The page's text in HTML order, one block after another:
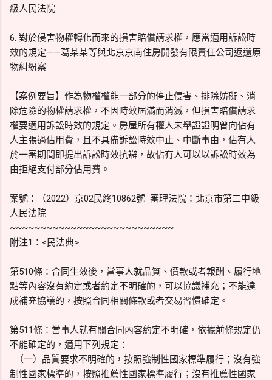
級人民法院
6. 對於侵害物權轉化而來的損害賠償請求權，應當適用訴訟時
效的規定——葛某某等與北京京南住房開發有限責任公司返還原
物糾紛案
【案例要旨】作為物權權能一部分的停止侵害、排除妨礙、消
除危險的物權請求權，不因時效屆滿而消滅，但損害賠償請求
權要適用訴訟時效的規定。房屋所有權人未舉證證明曾向佔有
人主張過佔用費，且不具備訴訟時效中止、中斷事由，佔有人
於一審期間即提出訴訟時效抗辯，故佔有人可以以訴訟時效為
由拒絕支付部分佔用費。
案號：（2022）京02民終10862號 審理法院：北京市第二中級
人民法院
~~~~~~~~~~~~~~~~~~~~~~~~~~~
附注1：<民法典>
第510條：合同生效後，當事人就品質、價款或者報酬、履行地
點等內容沒有約定或者約定不明確的，可以協議補充；不能達
成補充協議的，按照合同相關條款或者交易習慣確定。
第511條：當事人就有關合同內容約定不明確，依據前條規定仍
不能確定的，適用下列規定：
（一）品質要求不明確的，按照強制性國家標準履行；沒有強
制性國家標準的，按照推薦性國家標準履行；沒有推薦性國家